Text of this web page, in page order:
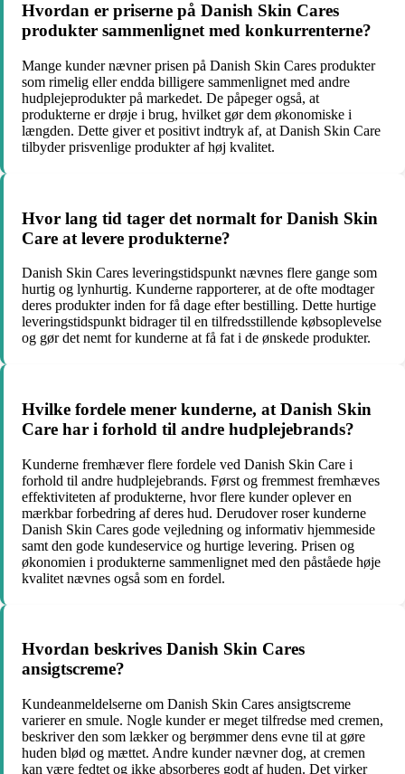
Hvordan er priserne på Danish Skin Cares
produkter sammenlignet med konkurrenterne?
Mange kunder nævner prisen på Danish Skin Cares produkter
som rimelig eller endda billigere sammenlignet med andre
hudplejeprodukter på markedet. De påpeger også, at
produkterne er drøje i brug, hvilket gør dem økonomiske i
længden. Dette giver et positivt indtryk af, at Danish Skin Care
tilbyder prisvenlige produkter af høj kvalitet.
Hvor lang tid tager det normalt for Danish Skin
Care at levere produkterne?
Danish Skin Cares leveringstidspunkt nævnes flere gange som
hurtig og lynhurtig. Kunderne rapporterer, at de ofte modtager
deres produkter inden for få dage efter bestilling. Dette hurtige
leveringstidspunkt bidrager til en tilfredsstillende købsoplevelse
og gør det nemt for kunderne at få fat i de ønskede produkter.
Hvilke fordele mener kunderne, at Danish Skin
Care har i forhold til andre hudplejebrands?
Kunderne fremhæver flere fordele ved Danish Skin Care i
forhold til andre hudplejebrands. Først og fremmest fremhæves
effektiviteten af produkterne, hvor flere kunder oplever en
mærkbar forbedring af deres hud. Derudover roser kunderne
Danish Skin Cares gode vejledning og informativ hjemmeside
samt den gode kundeservice og hurtige levering. Prisen og
økonomien i produkterne sammenlignet med den påståede høje
kvalitet nævnes også som en fordel.
Hvordan beskrives Danish Skin Cares
ansigtscreme?
Kundeanmeldelserne om Danish Skin Cares ansigtscreme
varierer en smule. Nogle kunder er meget tilfredse med cremen,
beskriver den som lækker og berømmer dens evne til at gøre
huden blød og mættet. Andre kunder nævner dog, at cremen
kan være fedtet og ikke absorberes godt af huden. Det virker